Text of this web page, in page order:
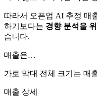
따라서 오픈업 AI 추정 매
하기보다는 경향 분석을
습니다.
매출은…
가로 막대 전체 크기는 매
매출 상세